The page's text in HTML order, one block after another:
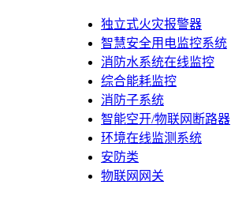
独立式火灾报警器
智慧安全用电监控系统
消防水系统在线监控
综合能耗监控
消防子系统
智能空开/物联网断路器
环境在线监测系统
安防类
物联网网关